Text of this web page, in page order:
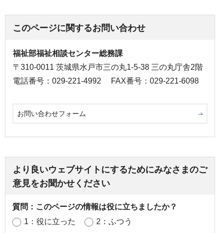
このページに関するお問い合わせ
福祉部福祉相談センター総務課
〒310-0011 茨城県水戸市三の丸1-5-38 三の丸庁舎2階
電話番号：029-221-4992
FAX番号：029-221-6098
お問い合わせフォーム
より良いウェブサイトにするためにみなさまのご
意見をお聞かせください
質問：このページの情報は役に立ちましたか？
1：役に立った
2：ふつう